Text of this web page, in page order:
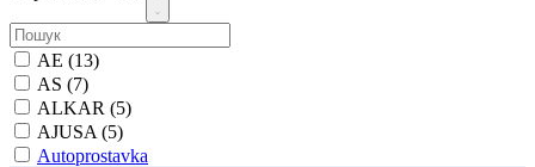
AE (13)
AS (7)
ALKAR (5)
AJUSA (5)
Autoprostavka